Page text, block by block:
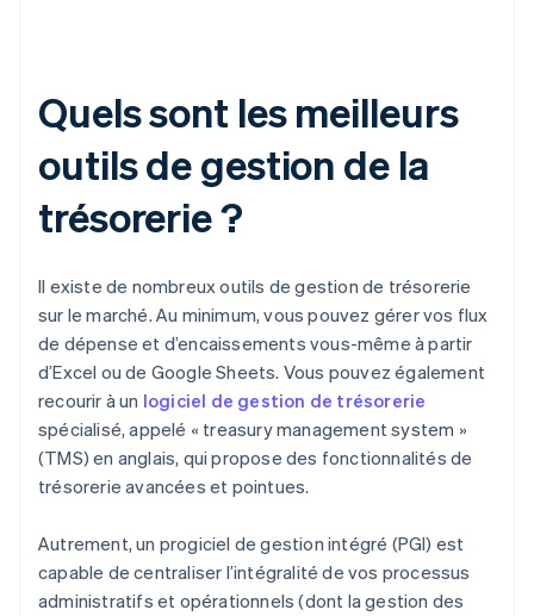
Quels sont les meilleurs
outils de gestion de la
trésorerie ?
Il existe de nombreux outils de gestion de trésorerie
sur le marché. Au minimum, vous pouvez gérer vos flux
de dépense et d’encaissements vous-même à partir
d’Excel ou de Google Sheets. Vous pouvez également
recourir à un logiciel de gestion de trésorerie
spécialisé, appelé « treasury management system »
(TMS) en anglais, qui propose des fonctionnalités de
trésorerie avancées et pointues.
Autrement, un progiciel de gestion intégré (PGI) est
capable de centraliser l’intégralité de vos processus
administratifs et opérationnels (dont la gestion des